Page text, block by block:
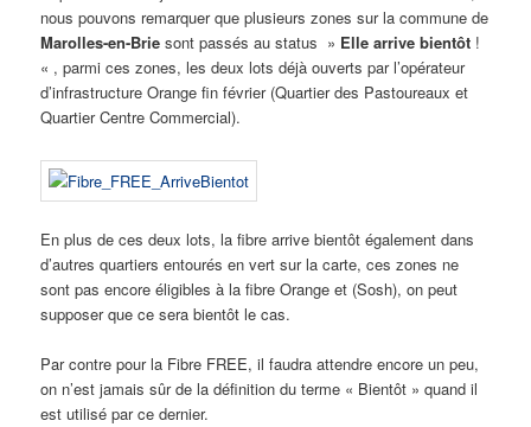
nous pouvons remarquer que plusieurs zones sur la commune de
Marolles-en-Brie sont passés au status » Elle arrive bientôt !
« , parmi ces zones, les deux lots déjà ouverts par l’opérateur
d’infrastructure Orange fin février (Quartier des Pastoureaux et
Quartier Centre Commercial).
En plus de ces deux lots, la fibre arrive bientôt également dans
d’autres quartiers entourés en vert sur la carte, ces zones ne
sont pas encore éligibles à la fibre Orange et (Sosh), on peut
supposer que ce sera bientôt le cas.
Par contre pour la Fibre FREE, il faudra attendre encore un peu,
on n’est jamais sûr de la définition du terme « Bientôt » quand il
est utilisé par ce dernier.